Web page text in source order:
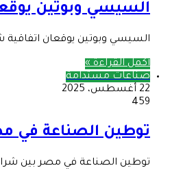
السيسي وبوتين
السيسي وبوتين يوقعان اتفاقية
أكمل القراءة »
صناعات مستدامة
22 أغسطس، 2025
459
توطين الصناعة في
توطين الصناعة في مصر بين